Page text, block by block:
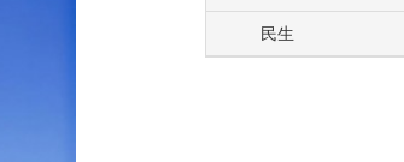
民生